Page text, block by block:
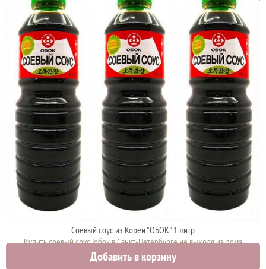
Соевый соус из Кореи "ОБОК" 1 литр
Купить соевый соус iобок в Санкт-Петербурге не выходя из дома
1000 руб.
Добавить в корзину